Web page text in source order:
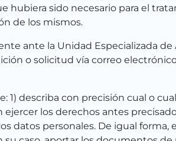
sido necesario para el
de los mismos.
ante la Unidad Especializada
o solicitud vía correo
describa con precisión cual o
los derechos antes
datos personales. De igual forma,